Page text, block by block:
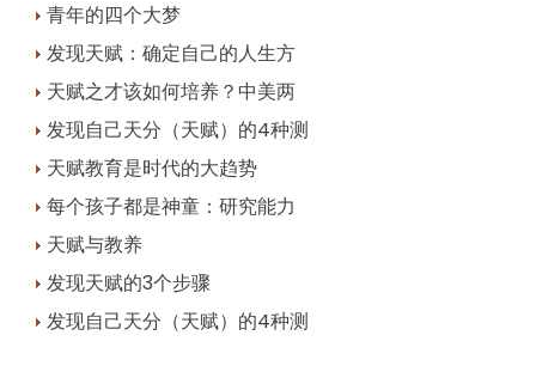
青年的四个大梦
发现天赋：确定自己的人生方
天赋之才该如何培养？中美两
发现自己天分（天赋）的4种测
天赋教育是时代的大趋势
每个孩子都是神童：研究能力
天赋与教养
发现天赋的3个步骤
发现自己天分（天赋）的4种测